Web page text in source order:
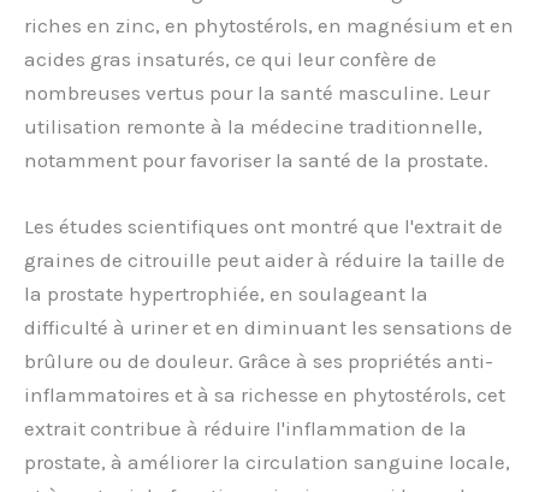
riches en zinc, en phytostérols, en magnésium et en
acides gras insaturés, ce qui leur confère de
nombreuses vertus pour la santé masculine. Leur
utilisation remonte à la médecine traditionnelle,
notamment pour favoriser la santé de la prostate.
Les études scientifiques ont montré que l'extrait de
graines de citrouille peut aider à réduire la taille de
la prostate hypertrophiée, en soulageant la
difficulté à uriner et en diminuant les sensations de
brûlure ou de douleur. Grâce à ses propriétés anti-
inflammatoires et à sa richesse en phytostérols, cet
extrait contribue à réduire l'inflammation de la
prostate, à améliorer la circulation sanguine locale,